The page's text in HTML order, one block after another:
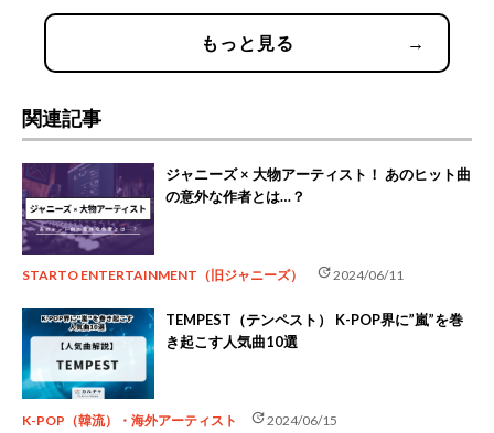
もっと見る →
関連記事
ジャニーズ × 大物アーティスト！ あのヒット曲
の意外な作者とは…？
STARTO ENTERTAINMENT（旧ジャニーズ） update2024/06/11
TEMPEST（テンペスト） K-POP界に”嵐”を巻
き起こす人気曲10選
K-POP（韓流）・海外アーティスト update2024/06/15